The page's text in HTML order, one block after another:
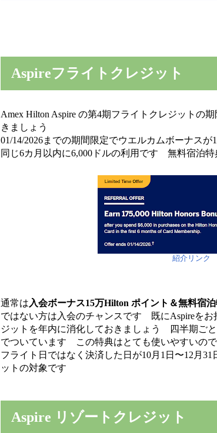
Aspireフライトクレジット
Amex Hilton Aspire の第4期フライトクレジットの
きましょう
01/14/2026までの期間限定でウエルカムボーナス
同じ6カ月以内に6,000ドルの利用です 無料宿泊特
紹介リンク
通常は 入会ボーナス15万Hilton ポイント＆無料宿
ではない方は入会のチャンスです 既にAspireをお
ジットを年内に消化しておきましょう 四半期ご
でついています この特典はとても使いやすいの
フライト日ではなく決済した日が10月1日〜12月
ットの対象です
Aspire リゾートクレジット